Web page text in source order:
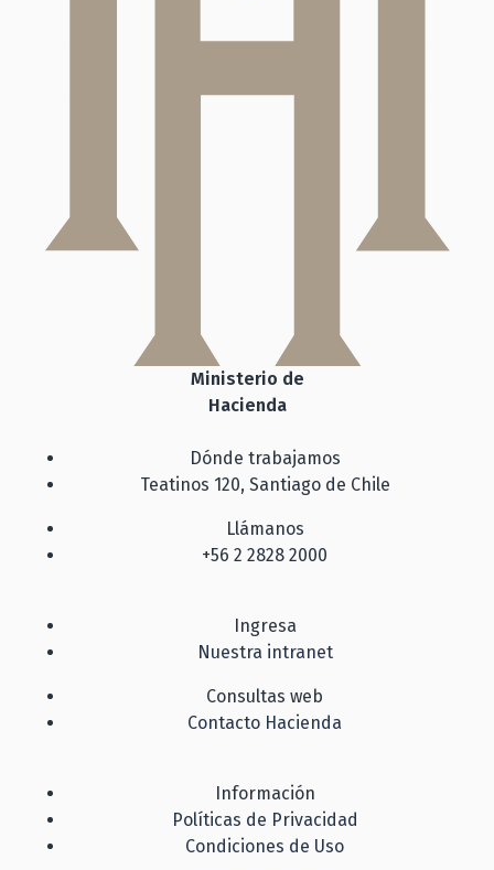
Ministerio de
Hacienda
Dónde trabajamos
Teatinos 120, Santiago de Chile
Llámanos
+56 2 2828 2000
Ingresa
Nuestra intranet
Consultas web
Contacto Hacienda
Información
Políticas de Privacidad
Condiciones de Uso